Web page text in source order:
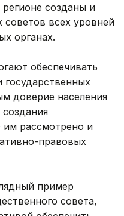
регионе созданы и
всех уровней
органах.
обеспечивать
государственных
доверие населения
рассмотрено и
правовых
пример
совета,